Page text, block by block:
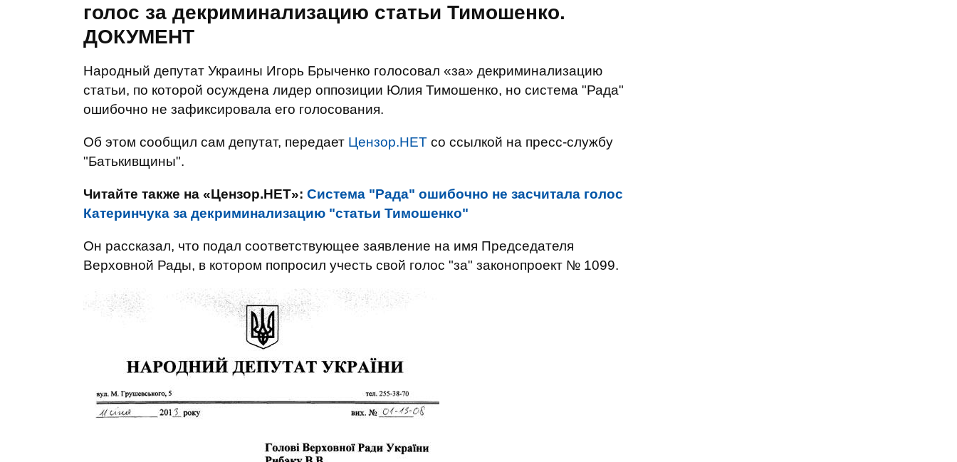
голос за декриминализацию статьи Тимошенко.
ДОКУМЕНТ
Народный депутат Украины Игорь Брыченко голосовал «за» декриминализацию
статьи, по которой осуждена лидер оппозиции Юлия Тимошенко, но система "Рада"
ошибочно не зафиксировала его голосования.
Об этом сообщил сам депутат, передает Цензор.НЕТ со ссылкой на пресс-службу
"Батькивщины".
Читайте также на «Цензор.НЕТ»: Система "Рада" ошибочно не засчитала голос
Катеринчука за декриминализацию "статьи Тимошенко"
Он рассказал, что подал соответствующее заявление на имя Председателя
Верховной Рады, в котором попросил учесть свой голос "за" законопроект № 1099.